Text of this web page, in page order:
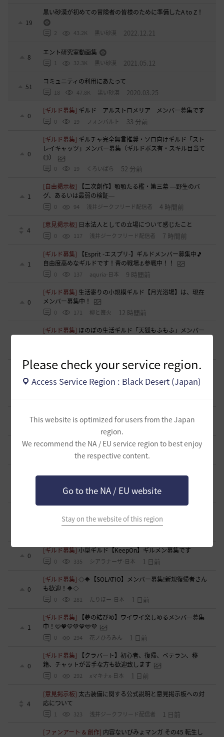
Please check your service region.
Access Service Region : Black Desert (Japan)
This website is optimized for users from the Japan
region.
We recommend the NA / EU service region to best enjoy
the respective content.
Go to the NA / EU website
Stay on the website of this region
19
黒い砂漠が初めての冒険者の皆様のために準備したA to Z！
2 43.2K 黒い砂漠 2022.12.21
8
エント研究室動画集
1 32.3K 黒い砂漠 2021.05.12
51
コミュニティの利用にあたって
18 47.8K 黒い砂漠 2020.03.25
0
[ギルド募集] ギルド アルストロメリア メンバー募集です
0 19 フォンバルト 33 分前
0
[ギルド募集] ギルチャ完全無言推奨・ソロ向けギルド「スト
レイキャッツ」メンバー募集（ギルドボス有・スキル目当て
◎）
0 19 くろいばら 52 分前
1
[自由掲示板]
【二次創作】顎顎たる檻・第三幕 ―野生のバ
グ、あるいは最弱の検証―
0 94 浅井ジークフリード配信者 4 時間前
4
[意見掲示板] 日本法人としての立場について感じたこと
0 117 浅井ジークフリード配信者 7 時間前
1
[ギルド募集]
【Esprit -エスプリ-】ギルドメンバー募集中🎵
自由度高めなギルドです！青の戦場⚓参戦中！！
0 137 aquria-日本 9 時間前
0
[ギルド募集] 生活寄りの小規模ギルド【月光浴場】は、現在
メンバー募集中！
0 171 柳と篝火 12 時間前
[ギルド募集] ほのぼの生活ギルド「天狐もふもふ」メンバー
0
[ギルド募集]【はむちゃっぷ】完全無言・挨拶不要のソロ専
用ギルド🐾 給料マックス・ジュース飲み放題・バフ完備の
「大人の快適な空き地」
0 134 おやじーぬ-日本 13 時間前
[意見掲示板] 「制裁」という言葉が与える印象について
14 時間前
[意見掲示板]制裁措置における透明性の確保について
153 浅井ジークフリード配信者
[ギルド募集]新設ギルド 「Shmurda」立ち上げメンバー募
160 いなドン 15 時間前
報・情報開示について（提案）
0
[ギルド募集]小型ギルド【KeepOn】ギルメン募集です
0 335 シアラナーザ-日本 1 日前
0
[ギルド募集]◇🔶【SOLATIO】メンバー募集!新規復帰者さん
も歓迎！🔶◇
0 281 たりほー-日本 1 日前
1
[ギルド募集]
【夢の結びめ】ワイワイ楽しめるメンバー募集
中！🩷🧡💛💚💙🩵💜
0 294 花ノひろみん 1 日前
0
[ギルド募集]
【クラバート】初心者、復帰、ベテラン、移
籍、チャットが苦手な方も歓迎致します
0 292 xマキナx-日本 1 日前
4
[意見掲示板] 太古装備に関する公式説明と意見掲示板への対
応について
1 323 浅井ジークフリード配信者 1 日前
[ファンアート & 創作] 内容ないびみょマンガ その45 転生し